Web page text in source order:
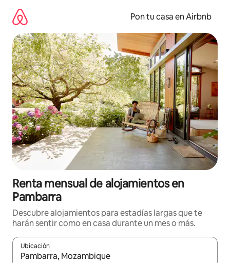
contenido
Pon tu casa en Airbnb
Renta mensual de alojamientos en
Pambarra
Descubre alojamientos para estadías largas que te
harán sentir como en casa durante un mes o más.
Ubicación
Cuando los resultados estén disponibles, navega con las